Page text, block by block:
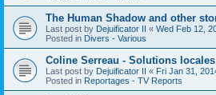
The Human Shadow and other
Last post by Dejuificator II « Wed Feb 12,
Posted in Divers - Various
Coline Serreau - Solutions
Last post by Dejuificator II « Fri Jan 31,
Posted in Reportages - TV Reports